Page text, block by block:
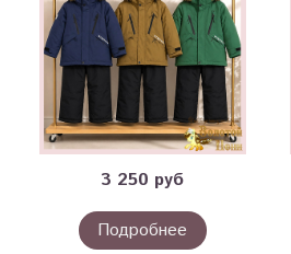
3 250 руб
Подробнее